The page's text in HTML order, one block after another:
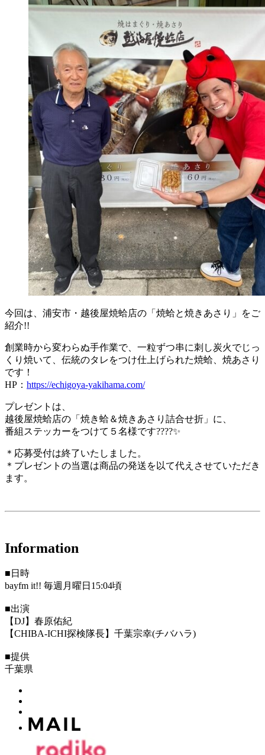
今回は、浦安市・越後屋焼蛤店の「焼蛤と焼きあさり」をご
紹介!!
創業時から変わらぬ手作業で、一粒ずつ串に刺し炭火でじっ
くり焼いて、伝統のタレをつけ仕上げられた焼蛤、焼あさり
です！
HP： https://echigoya-yakihama.com/
プレゼントは、
越後屋焼蛤店の「焼き蛤＆焼きあさり詰合せ折」に、
番組ステッカーをつけて５名様です????✨
＊応募受付は終了いたしました。
＊プレゼントの当選は商品の発送を以て代えさせていただき
ます。
Information
■日時
bayfm it!! 毎週月曜日15:04頃
■出演
【DJ】春原佑紀
【CHIBA-ICHI探検隊長】千葉宗幸(チバハラ)
■提供
千葉県